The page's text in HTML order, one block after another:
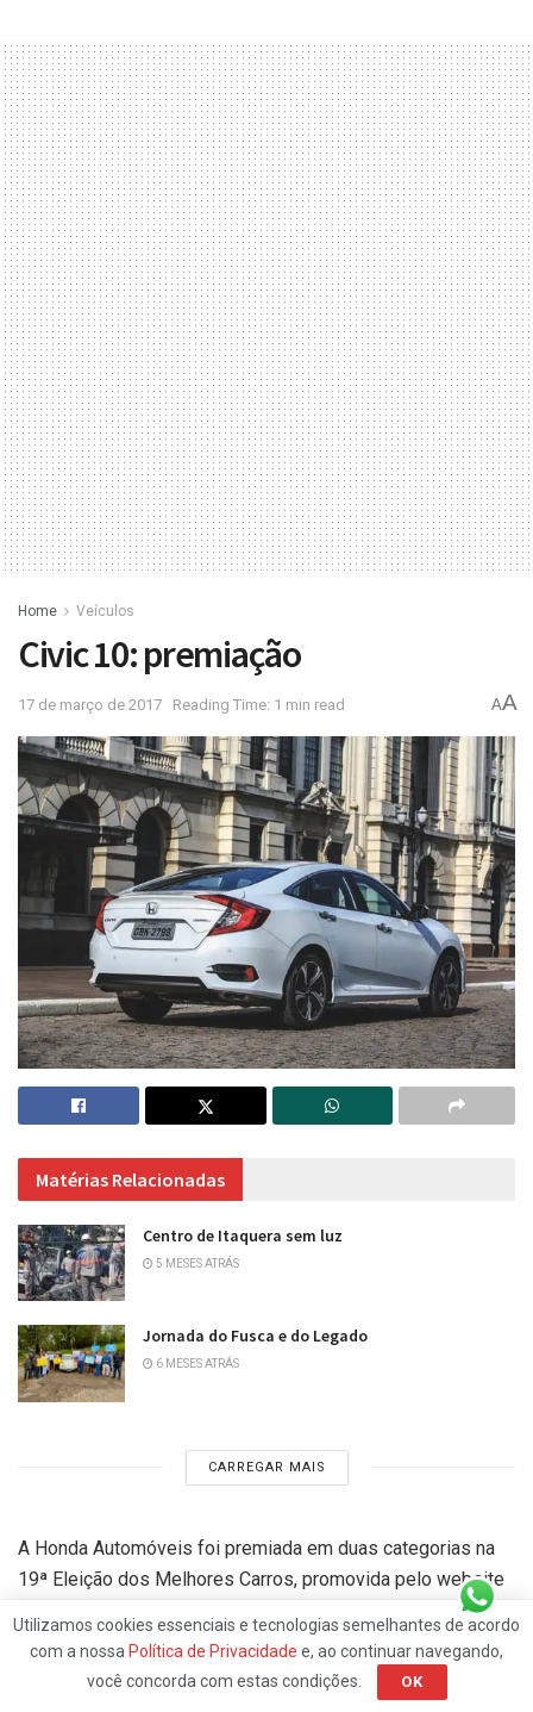
Home Veículos
Civic 10: premiação
17 de março de 2017 Reading Time: 1 min read AA
Matérias Relacionadas
Centro de Itaquera sem luz
5 MESES ATRÁS
Jornada do Fusca e do Legado
6 MESES ATRÁS
CARREGAR MAIS
A Honda Automóveis foi premiada em duas categorias na
19ª Eleição dos Melhores Carros, promovida pelo website
Best Cars. Os sedãs Civic Geração 10 e City foram eleitos
os melhores em suas respectivas categorias (Sedã Médio
e Sedã Pequeno – Classe 2), por meio de votação
realizada entre os meses de outubro e dezembro de 2016.
Utilizamos cookies essenciais e tecnologias semelhantes de acordo
com a nossa Política de Privacidade e, ao continuar navegando,
você concorda com estas condições.
OK